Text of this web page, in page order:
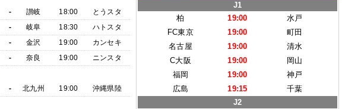
- 讃岐 18:00
とうスタ
- 岐阜 18:30
ハトスタ
- 金沢 19:00
カンセキ
- 奈良 19:00
ニンスタ
- 北九州 19:00 沖縄県陸
J1
柏
19:00
水戸
FC東京
19:00
町田
名古屋
19:00
清水
C大阪
19:00
岡山
福岡
19:00
神戸
広島
19:15
千葉
J2